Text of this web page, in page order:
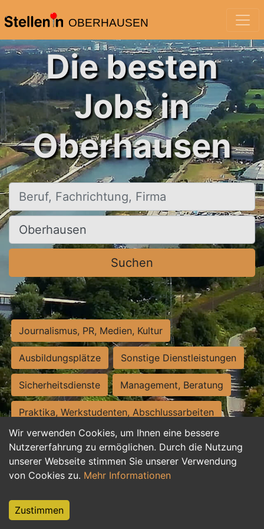
OBERHAUSEN
Wir verwenden Cookies, um Ihnen eine bessere
Nutzererfahrung zu ermöglichen. Durch die Nutzung
unserer Webseite stimmen Sie unserer Verwendung
von Cookies zu. Mehr Informationen
Zustimmen
Die besten
Jobs in
Oberhausen
Beruf, Fachrichtung, Firma
Ort, Stadt
Suchen
Journalismus, PR, Medien, Kultur
Ausbildungsplätze Sonstige Dienstleistungen
Sicherheitsdienste Management, Beratung
Praktika, Werkstudenten, Abschlussarbeiten
Personalwesen Assistenz, Sekretariat
Hilfskräfte, Aushilfs- und Nebenjobs
Weiterbildung, Studium, duale Ausbildung